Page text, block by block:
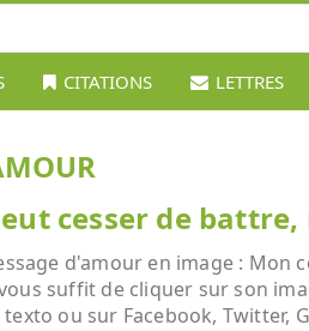
CITATIONS LETTRES
cesser de
d'amour en image : Mon
suffit de cliquer sur son
ou sur Facebook, Twitter,